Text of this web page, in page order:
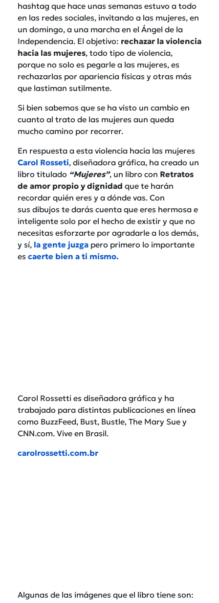
hashtag que hace unas semanas estuvo a todo
en las redes sociales, invitando a las mujeres, en
un domingo, a una marcha en el Ángel de la
Independencia. El objetivo: rechazar la violencia
hacia las mujeres, todo tipo de violencia,
porque no solo es pegarle a las mujeres, es
rechazarlas por apariencia físicas y otras más
que lastiman sutilmente.
Si bien sabemos que se ha visto un cambio en
cuanto al trato de las mujeres aun queda
mucho camino por recorrer.
En respuesta a esta violencia hacia las mujeres
Carol Rosseti, diseñadora gráfica, ha creado un
libro titulado “Mujeres”, un libro con Retratos
de amor propio y dignidad que te harán
recordar quién eres y a dónde vas. Con
sus dibujos te darás cuenta que eres hermosa e
inteligente solo por el hecho de existir y que no
necesitas esforzarte por agradarle a los demás,
y sí, la gente juzga pero primero lo importante
es caerte bien a ti mismo.
Carol Rossetti es diseñadora gráfica y ha
trabajado para distintas publicaciones en línea
como BuzzFeed, Bust, Bustle, The Mary Sue y
CNN.com. Vive en Brasil.
carolrossetti.com.br
Algunas de las imágenes que el libro tiene son: